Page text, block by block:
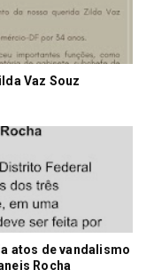
Vaz Souz
atos de vandalismo
Rocha